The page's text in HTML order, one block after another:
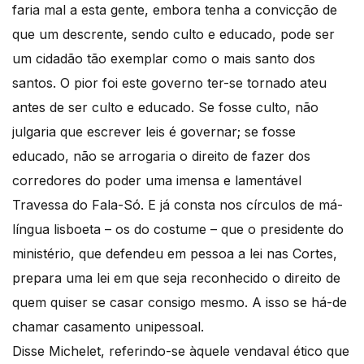
faria mal a esta gente, embora tenha a convicção de
que um descrente, sendo culto e educado, pode ser
um cidadão tão exemplar como o mais santo dos
santos. O pior foi este governo ter-se tornado ateu
antes de ser culto e educado. Se fosse culto, não
julgaria que escrever leis é governar; se fosse
educado, não se arrogaria o direito de fazer dos
corredores do poder uma imensa e lamentável
Travessa do Fala-Só. E já consta nos círculos de má-
língua lisboeta – os do costume – que o presidente do
ministério, que defendeu em pessoa a lei nas Cortes,
prepara uma lei em que seja reconhecido o direito de
quem quiser se casar consigo mesmo. A isso se há-de
chamar casamento unipessoal.
Disse Michelet, referindo-se àquele vendaval ético que